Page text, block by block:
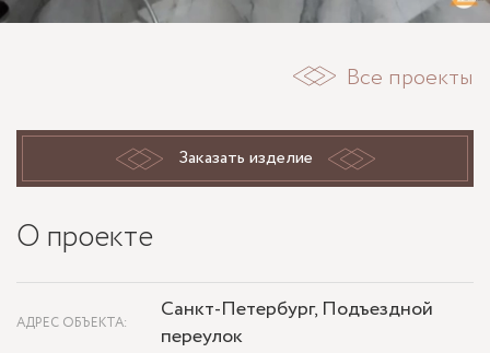
Все проекты
Заказать изделие
О проекте
АДРЕС ОБЪЕКТА:
Санкт-Петербург, Подъездной
переулок